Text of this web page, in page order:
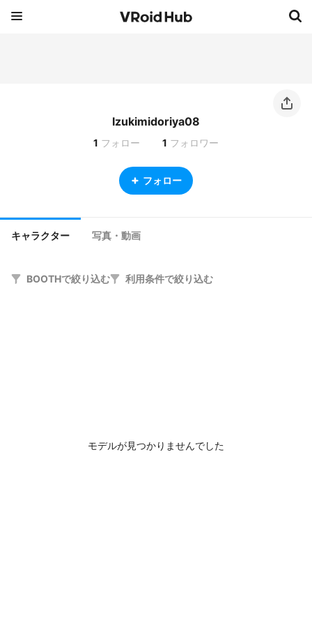
Izukimidoriya08
1 フォロー 1 フォロワー
フォロー
キャラクター 写真・動画
BOOTHで絞り込む 利用条件で絞り込む
モデルが見つかりませんでした